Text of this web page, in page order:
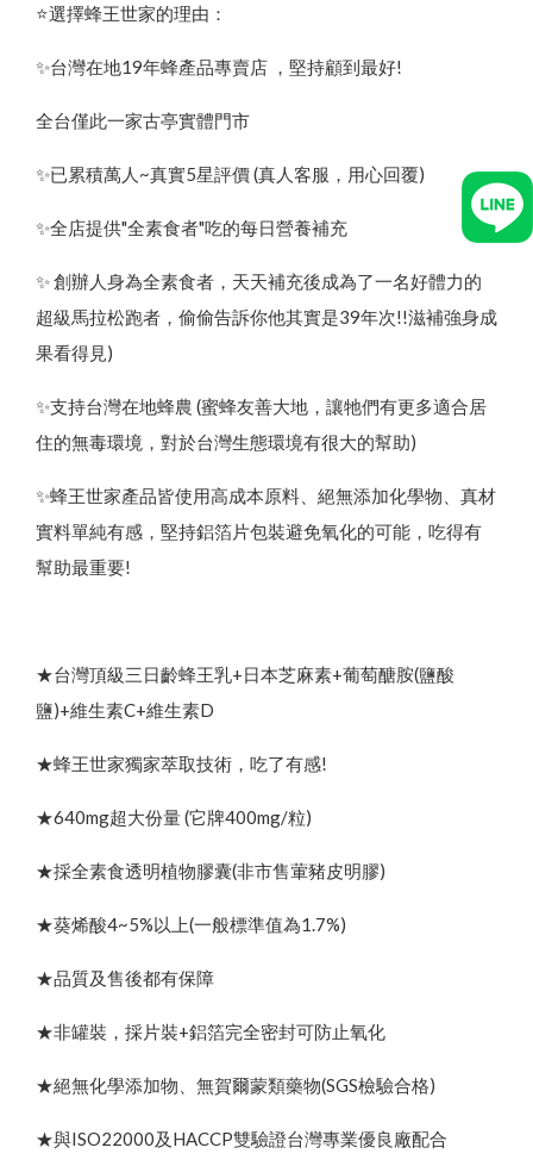
⭐️選擇蜂王世家的理由：
✨台灣在地19年蜂產品專賣店 ，堅持顧到最好!
全台僅此一家古亭實體門市
✨已累積萬人~真實5星評價 (真人客服，用心回覆)
✨全店提供"全素食者"吃的每日營養補充
✨ 創辦人身為全素食者，天天補充後成為了一名好體力的
超級馬拉松跑者，偷偷告訴你他其實是39年次!!滋補強身成
果看得見)
✨支持台灣在地蜂農 (蜜蜂友善大地，讓牠們有更多適合居
住的無毒環境，對於台灣生態環境有很大的幫助)
✨蜂王世家產品皆使用高成本原料、絕無添加化學物、真材
實料單純有感，堅持鋁箔片包裝避免氧化的可能，吃得有
幫助最重要!
★台灣頂級三日齡蜂王乳+日本芝麻素+葡萄醣胺(鹽酸
鹽)+維生素C+維生素D
★蜂王世家獨家萃取技術，吃了有感!
★640mg超大份量 (它牌400mg/粒)
★採全素食透明植物膠囊(非市售葷豬皮明膠)
★葵烯酸4~5%以上(一般標準值為1.7%)
★品質及售後都有保障
★非罐裝，採片裝+鋁箔完全密封可防止氧化
★絕無化學添加物、無賀爾蒙類藥物(SGS檢驗合格)
★與ISO22000及HACCP雙驗證台灣專業優良廠配合